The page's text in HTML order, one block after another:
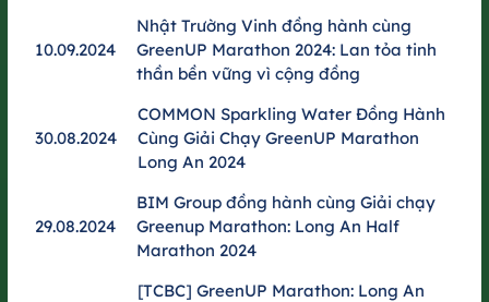
Thêm một bước chạy, tiếp hành trình
xanh​
GreenUP Run 2025 không dừng lại ở một giải chạy, mà là điểm
GreenUP Run 2025 sẽ trồng thêm 5,000 cây xanh sau giải
10.09.2024
Nhật Trường Vinh đồng hành cùng
GreenUP Marathon 2024: Lan tỏa tinh
thần bền vững vì cộng đồng
30.08.2024
COMMON Sparkling Water Đồng Hành
Cùng Giải Chạy GreenUP Marathon
Long An 2024
29.08.2024
BIM Group đồng hành cùng Giải chạy
Greenup Marathon: Long An Half
Marathon 2024
[TCBC] GreenUP Marathon: Long An